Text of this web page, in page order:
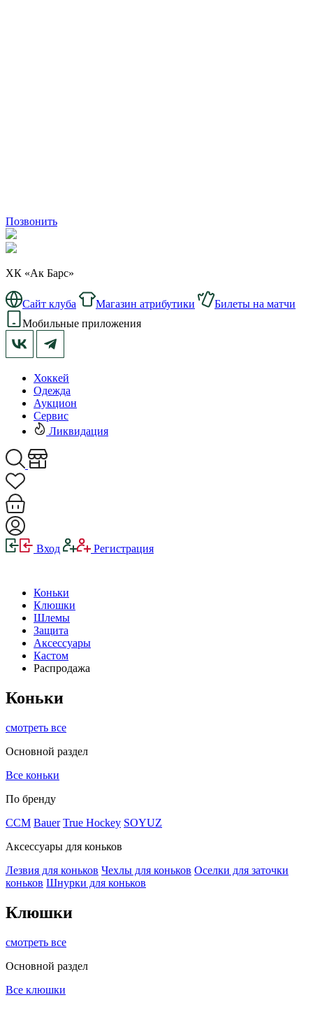
Позвонить
ХК «Ак Барс»
Сайт клуба Магазин атрибутики
Билеты на матчи
Мобильные приложения
Хоккей
Одежда
Аукцион
Сервис
Ликвидация
Вход Регистрация
Коньки
Клюшки
Шлемы
Защита
Аксессуары
Кастом
Распродажа
Коньки
смотреть все
Основной раздел
Все коньки
По бренду
ССМ Bauer True Hockey SOYUZ
Аксессуары для коньков
Лезвия для коньков Чехлы для коньков Оселки для заточки
коньков Шнурки для коньков
Клюшки
смотреть все
Основной раздел
Все клюшки